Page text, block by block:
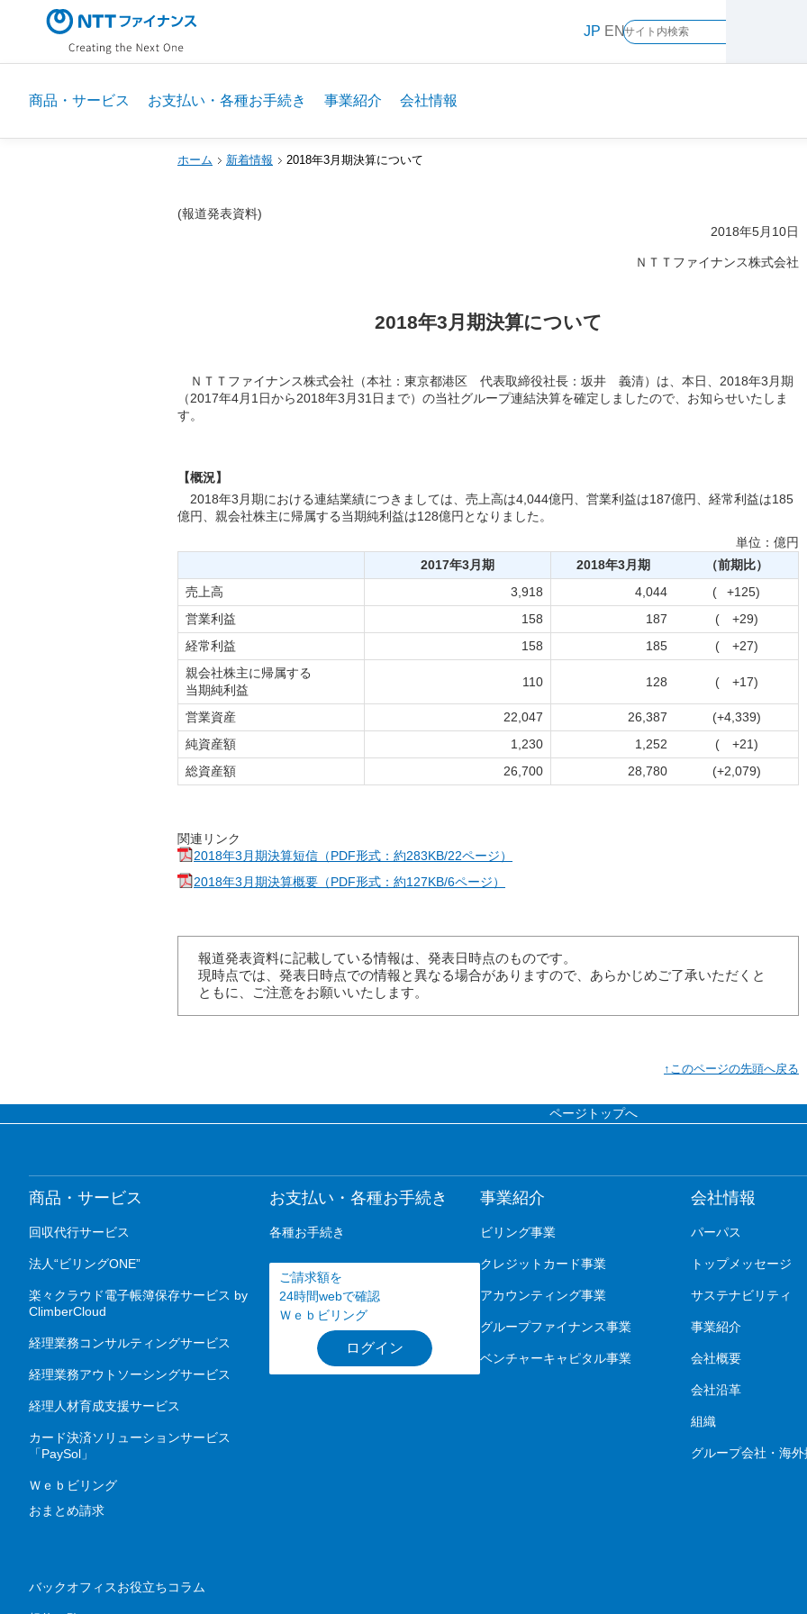
イ
ン
JP EN
商品・サービス お支払い・各種お手続き 事業紹介 会社情報
ホーム 新着情報 2018年3月期決算について
(報道発表資料)
2018年5月10日
ＮＴＴファイナンス株式会社
2018年3月期決算について
ＮＴＴファイナンス株式会社（本社：東京都港区 代表取締役社長：坂井 義清）は、本日、2018年3月期
（2017年4月1日から2018年3月31日まで）の当社グループ連結決算を確定しましたので、お知らせいたしま
す。
【概況】
2018年3月期における連結業績につきましては、売上高は4,044億円、営業利益は187億円、経常利益は185
億円、親会社株主に帰属する当期純利益は128億円となりました。
単位：億円
2017年3月期
2018年3月期
（前期比）
売上高
3,918 4,044
( +125)
営業利益
158 187
( +29)
経常利益
158 185
( +27)
親会社株主に帰属する
当期純利益
110 128 ( +17)
営業資産 22,047 26,387
(+4,339)
純資産額
1,230 1,252
( +21)
総資産額
26,700 28,780 (+2,079)
関連リンク
2018年3月期決算短信（PDF形式：約283KB/22ページ）
2018年3月期決算概要（PDF形式：約127KB/6ページ）
報道発表資料に記載している情報は、発表日時点のものです。
現時点では、発表日時点での情報と異なる場合がありますので、あらかじめご了承いただくと
ともに、ご注意をお願いいたします。
↑このページの先頭へ戻る
ページトップへ
商品・サービス
回収代行サービス
法人“ビリングONE”
楽々クラウド電子帳簿保存サービス by
ClimberCloud
経理業務コンサルティングサービス
経理業務アウトソーシングサービス
経理人材育成支援サービス
カード決済ソリューションサービス
「PaySol」
Ｗｅｂビリング
おまとめ請求
バックオフィスお役立ちコラム
お支払い・各種お手続き
各種お手続き
ご請求額を
24時間webで確認
Ｗｅｂビリング
ログイン
事業紹介
ビリング事業
クレジットカード事業
アカウンティング事業
グループファイナンス事業
ベンチャーキャピタル事業
会社情報
パーパス
トップメッセージ
サステナビリティ
事業紹介
会社概要
会社沿革
組織
グループ会社・海